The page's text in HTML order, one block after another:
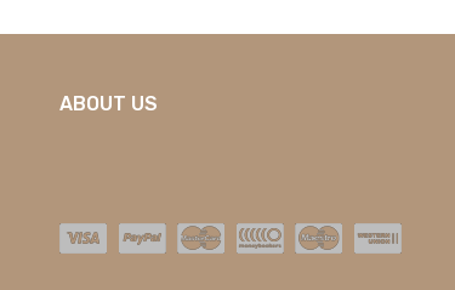
ABOUT US